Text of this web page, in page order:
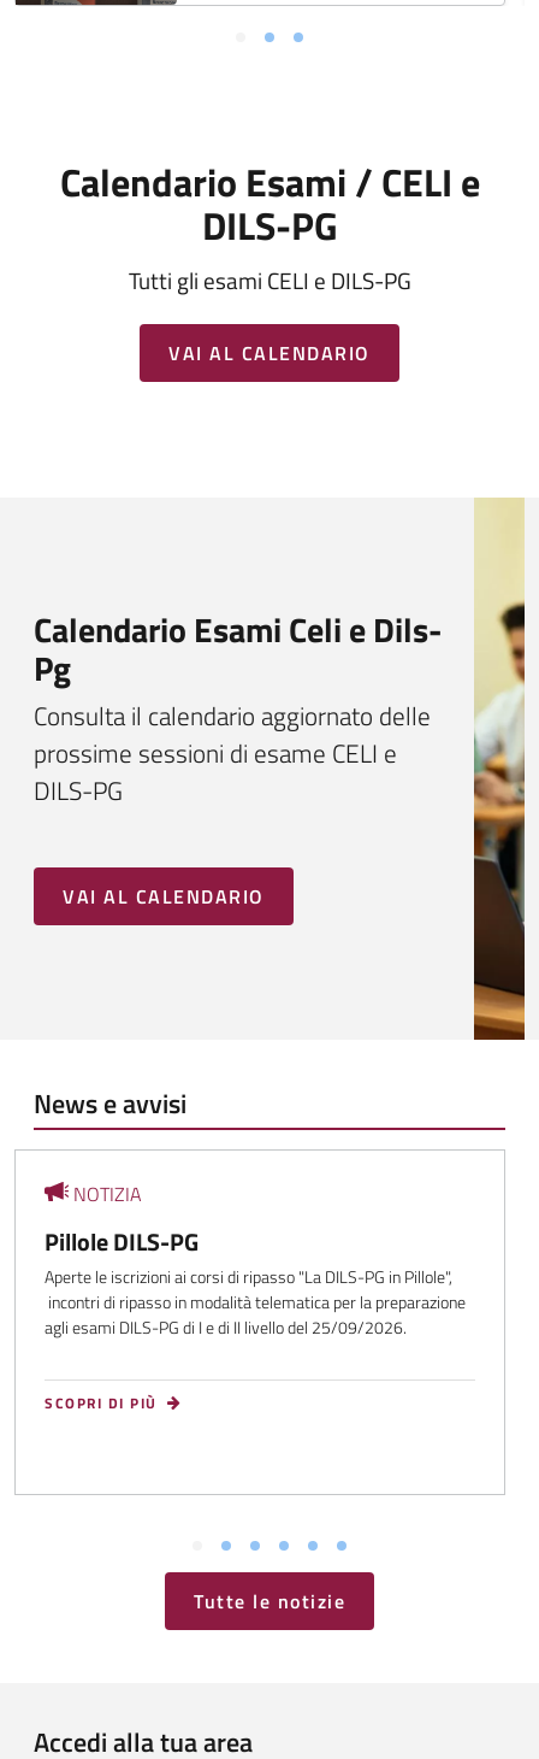
Calendario Esami / CELI e
DILS-PG
Tutti gli esami CELI e DILS-PG
VAI AL CALENDARIO
Calendario Esami Celi e Dils-
Pg
Consulta il calendario aggiornato delle
prossime sessioni di esame CELI e
DILS-PG
VAI AL CALENDARIO
News e avvisi
NOTIZIA
Pillole DILS-PG
Aperte le iscrizioni ai corsi di ripasso "La DILS-PG in Pillole",
incontri di ripasso in modalità telematica per la preparazione
agli esami DILS-PG di I e di II livello del 25/09/2026.
SCOPRI DI PIÙ
Tutte le notizie
Accedi alla tua area